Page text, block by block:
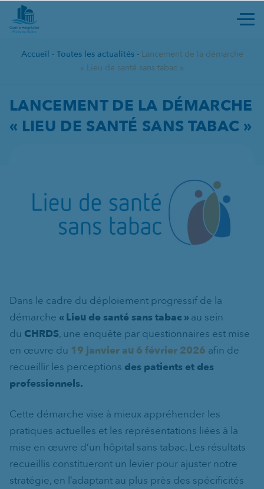
LANCEMENT DE LA
Accueil - Toutes les actualités- Lancement de la démarche
« Lieu de santé sans tabac »
LANCEMENT DE LA DÉMARCHE
« LIEU DE SANTÉ SANS TABAC »
Dans le cadre du déploiement progressif de la
démarche « Lieu de santé sans tabac »au sein
du CHRDS, une enquête par questionnaires est mise
en œuvre du 19 janvier au 6 février 2026 afin de
recueillir les perceptions des patients et des
professionnels.
Cette démarche vise à mieux appréhender les
pratiques actuelles et les représentations liées à la
mise en œuvre d’un hôpital sans tabac. Les résultats
recueillis constitueront un levier pour ajuster notre
stratégie, en l’adaptant au plus près des spécificités